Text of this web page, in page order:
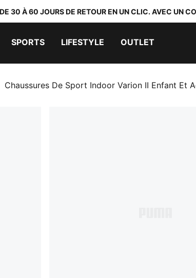
30 À 60 JOURS DE RETOUR EN UN CLIC. AVEC UN
SPORTS LIFESTYLE OUTLET
Chaussures De Sport Indoor Varion II Enfant Et